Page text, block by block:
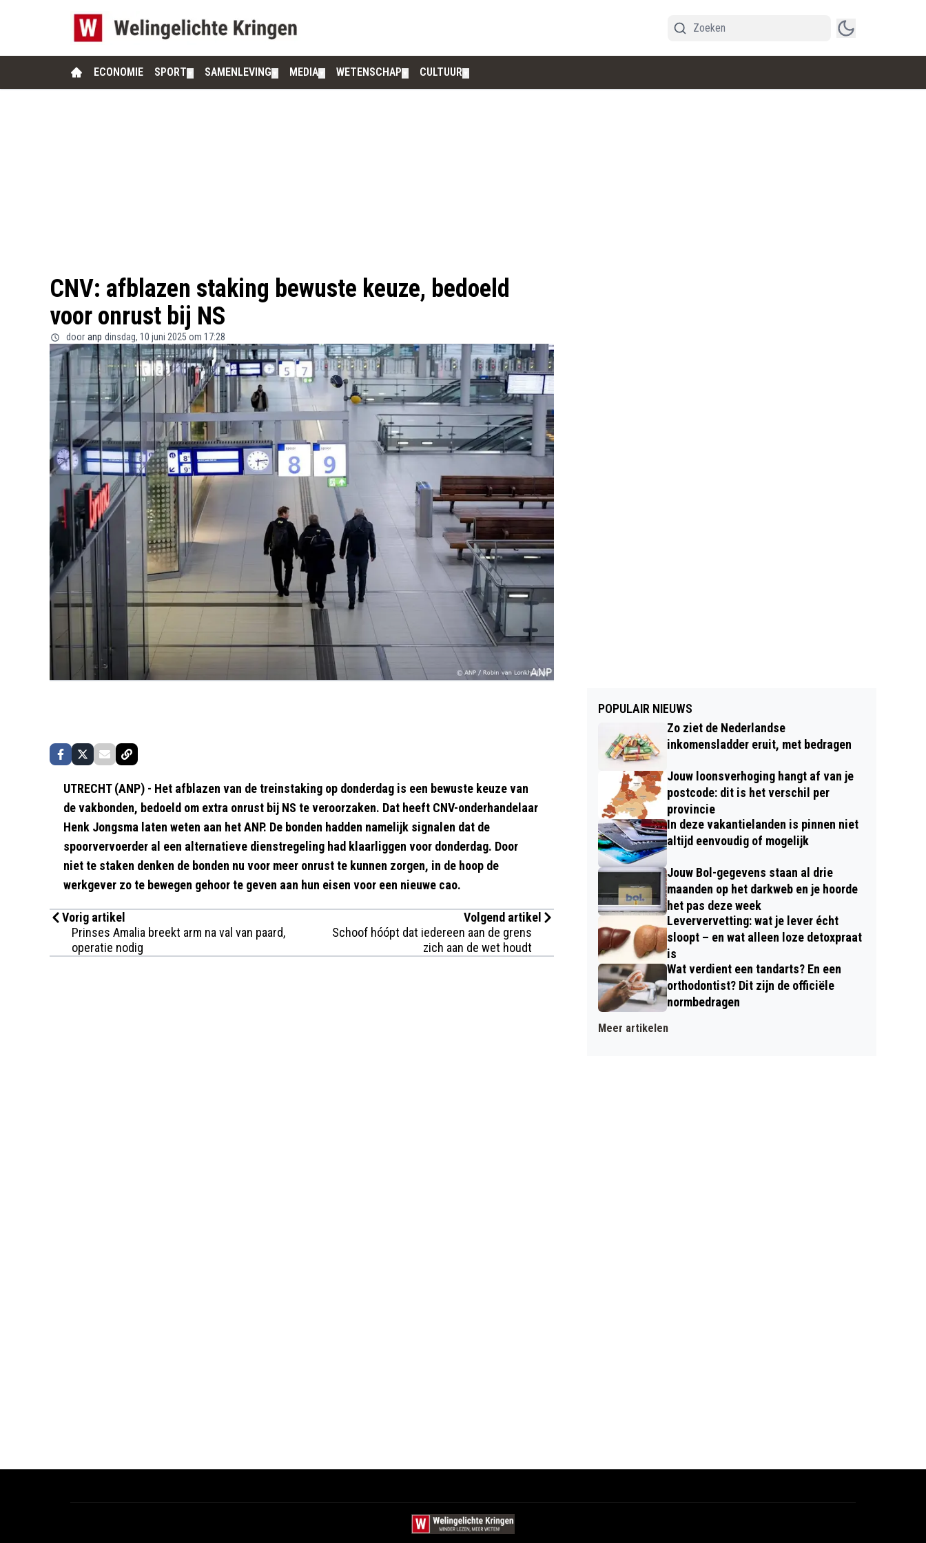
ECONOMIE SPORT SAMENLEVING MEDIA WETENSCHAP CULTUUR
CNV: afblazen staking bewuste keuze, bedoeld
voor onrust bij NS
door anp dinsdag, 10 juni 2025 om 17:28
UTRECHT (ANP) - Het afblazen van de treinstaking op donderdag is een bewuste keuze van
de vakbonden, bedoeld om extra onrust bij NS te veroorzaken. Dat heeft CNV-onderhandelaar
Henk Jongsma laten weten aan het ANP. De bonden hadden namelijk signalen dat de
spoorvervoerder al een alternatieve dienstregeling had klaarliggen voor donderdag. Door
niet te staken denken de bonden nu voor meer onrust te kunnen zorgen, in de hoop de
werkgever zo te bewegen gehoor te geven aan hun eisen voor een nieuwe cao.
Vorig artikel
Prinses Amalia breekt arm na val van paard,
operatie nodig
Volgend artikel
Schoof hóópt dat iedereen aan de grens
zich aan de wet houdt
POPULAIR NIEUWS
Zo ziet de Nederlandse
inkomensladder eruit, met bedragen
Jouw loonsverhoging hangt af van je
postcode: dit is het verschil per
provincie
In deze vakantielanden is pinnen niet
altijd eenvoudig of mogelijk
Jouw Bol-gegevens staan al drie
maanden op het darkweb en je hoorde
het pas deze week
Leververvetting: wat je lever écht
sloopt – en wat alleen loze detoxpraat
is
Wat verdient een tandarts? En een
orthodontist? Dit zijn de officiële
normbedragen
Meer artikelen